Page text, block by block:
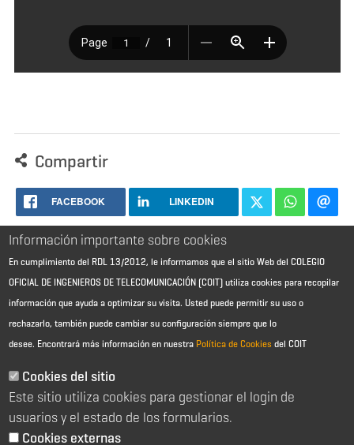
Compartir
FACEBOOK LINKEDIN
Aviso Legal - Información general
Política de cookies
Política de reembolso
Sitemap
Información importante sobre cookies
En cumplimiento del RDL 13/2012, le informamos que el sitio Web del COLEGIO
OFICIAL DE INGENIEROS DE TELECOMUNICACIÓN (COIT) utiliza cookies para recopilar
información que ayuda a optimizar su visita. Usted puede permitir su uso o
rechazarlo, también puede cambiar su configuración siempre que lo
desee. Encontrará más información en nuestra Política de Cookies del COIT
Cookies del sitio
Este sitio utiliza cookies para gestionar el login de
usuarios y el estado de los formularios.
Cookies externas